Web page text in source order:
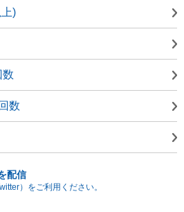
)
数
数
配信
）をご利用ください。